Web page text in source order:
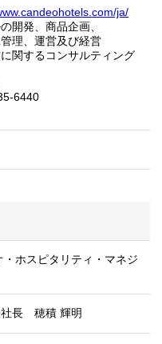
ja/
開発、商品企画、
理、運営及び経営
関するコンサルティング
6440
ホスピタリティ・マネジ
社長 穂積 輝明